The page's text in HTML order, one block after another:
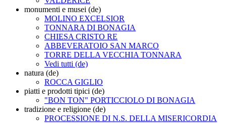
monumenti e musei (de)
MOLINO EXCELSIOR
TONNARA DI BONAGIA
CHIESA CRISTO RE
ABBEVERATOIO SAN MARCO
TORRE DELLA VECCHIA TONNARA
Vedi tutti (de)
natura (de)
ROCCA GIGLIO
piatti e prodotti tipici (de)
"BON TON" PORTICCIOLO DI BONAGIA
tradizione e religione (de)
PROCESSIONE DI N.S. DELLA MISERICORDIA